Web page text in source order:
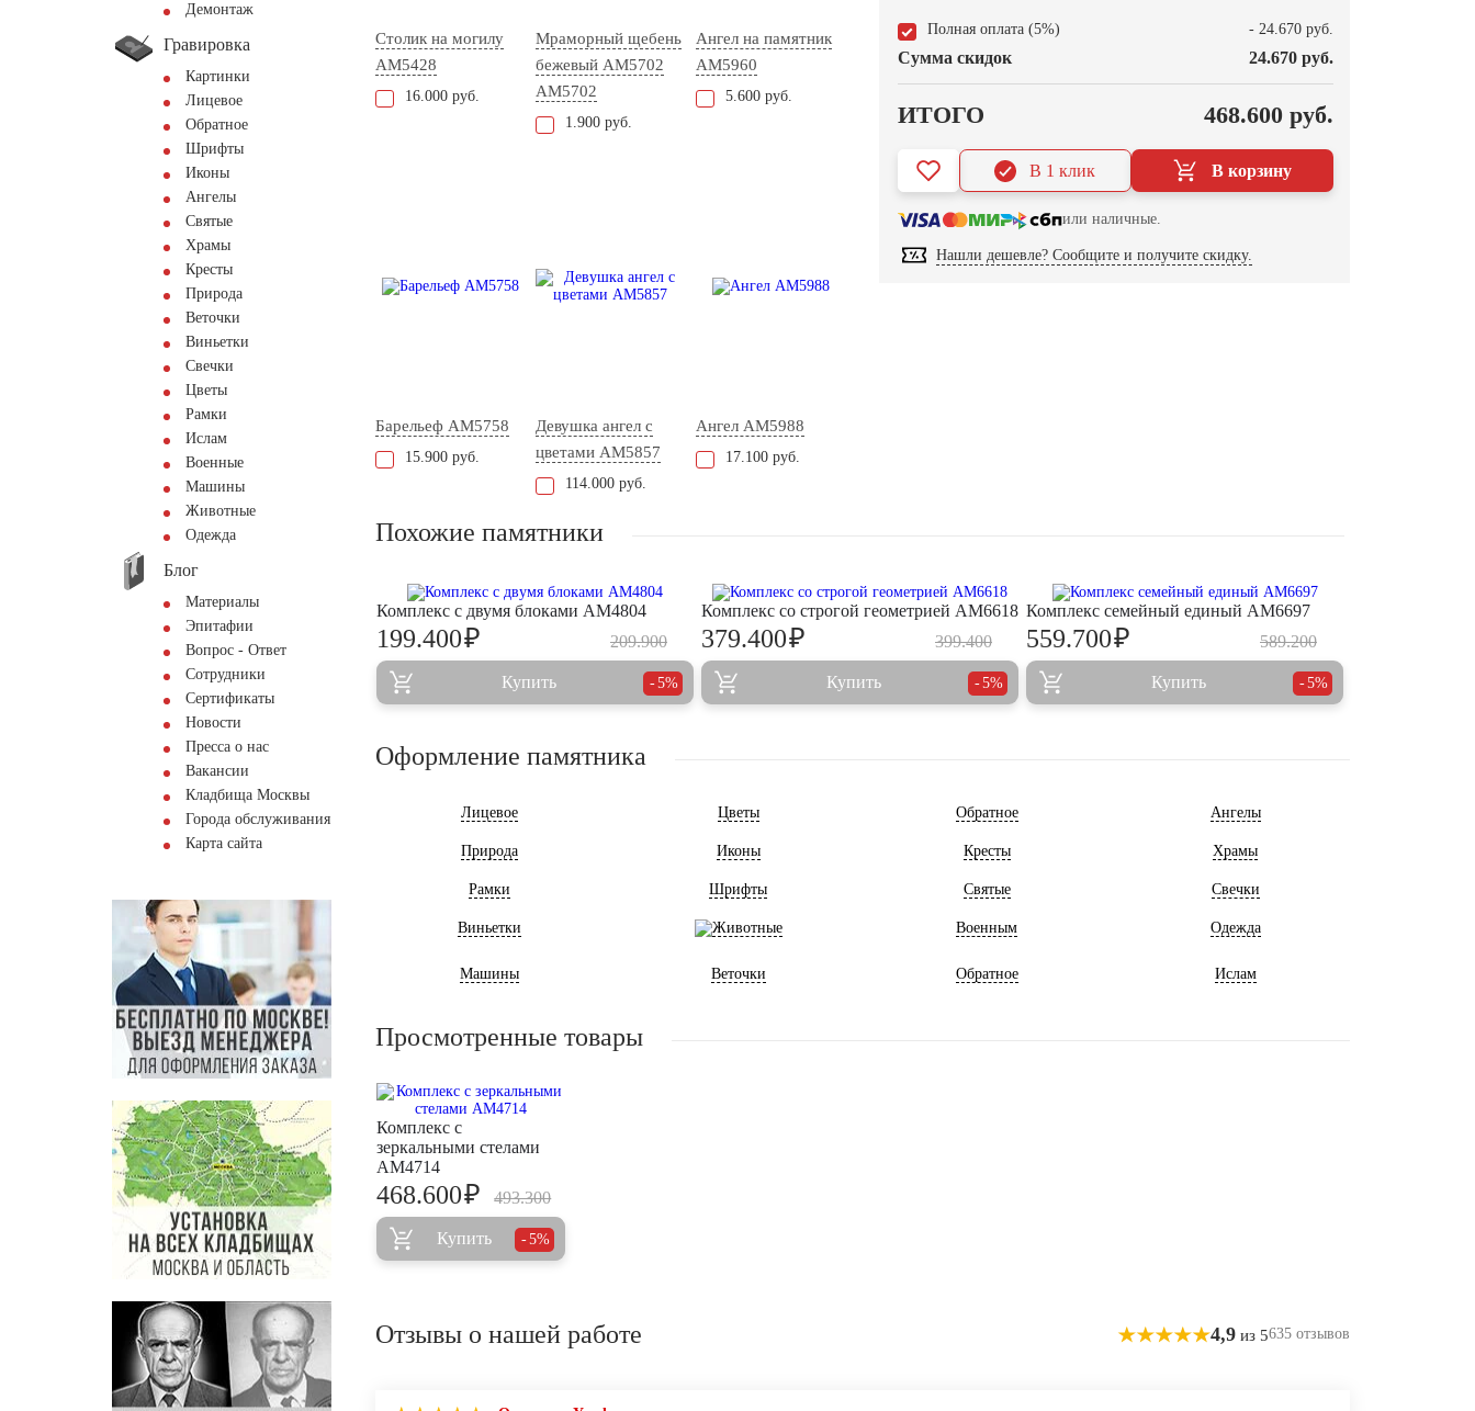
Демонтаж
Гравировка
Картинки
Лицевое
Обратное
Шрифты
Иконы
Ангелы
Святые
Храмы
Кресты
Природа
Веточки
Виньетки
Свечки
Цветы
Рамки
Ислам
Военные
Машины
Животные
Одежда
Блог
Материалы
Эпитафии
Вопрос - Ответ
Сотрудники
Сертификаты
Новости
Пресса о нас
Вакансии
Кладбища Москвы
Города обслуживания
Карта сайта
Столик на могилу
AM5428
16.000 руб.
Мраморный щебень
бежевый АМ5702
AM5702
1.900 руб.
Ангел на памятник
AM5960
5.600 руб.
Барельеф AM5758
15.900 руб.
Девушка ангел с
цветами AM5857
114.000 руб.
Ангел AM5988
17.100 руб.
Полная оплата (5%) - 24.670 руб.
Сумма скидок 24.670 руб.
ИТОГО 468.600 руб.
В корзину
В 1 клик
или наличные.
Нашли дешевле? Сообщите и получите скидку.
Похожие памятники
Комплекс с двумя блоками AM4804
209.900
199.400₽
Купить 5%
Комплекс со строгой геометрией AM6618
399.400
379.400₽
Купить 5%
Комплекс семейный единый AM6697
589.200
559.700₽
Купить 5%
Оформление памятника
Лицевое Цветы Обратное Ангелы
Природа Иконы Кресты Храмы
Рамки Шрифты Святые Свечки
Виньетки Животные Военным Одежда
Машины Веточки Обратное Ислам
Просмотренные товары
Комплекс с
зеркальными стелами
AM4714
493.300
468.600₽
Купить 5%
Отзывы о нашей работе 4,9 из 5635 отзывов